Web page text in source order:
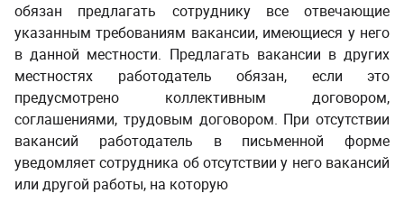
обязан предлагать сотруднику все отвечающие
указанным требованиям вакансии, имеющиеся у него
в данной местности. Предлагать вакансии в других
местностях работодатель обязан, если это
предусмотрено коллективным договором,
соглашениями, трудовым договором. При отсутствии
вакансий работодатель в письменной форме
уведомляет сотрудника об отсутствии у него вакансий
или другой работы, на которую